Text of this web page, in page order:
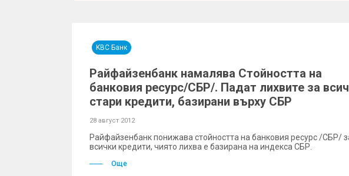
KBC Банк
Райфайзенбанк намалява Стойността на
банковия ресурс/СБР/. Падат лихвите за
стари кредити, базирани върху СБР
28 август 2012
Райфайзенбанк понижава стойността на банковия ресурс /СБР/
всички кредити, чиято лихва е базирана на индекса СБР.
Още